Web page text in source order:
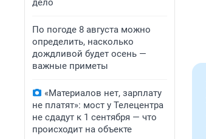
дело
По погоде 8 августа можно
определить, насколько
дождливой будет осень —
важные приметы
«Материалов нет, зарплату
не платят»: мост у Телецентра
не сдадут к 1 сентября — что
происходит на объекте